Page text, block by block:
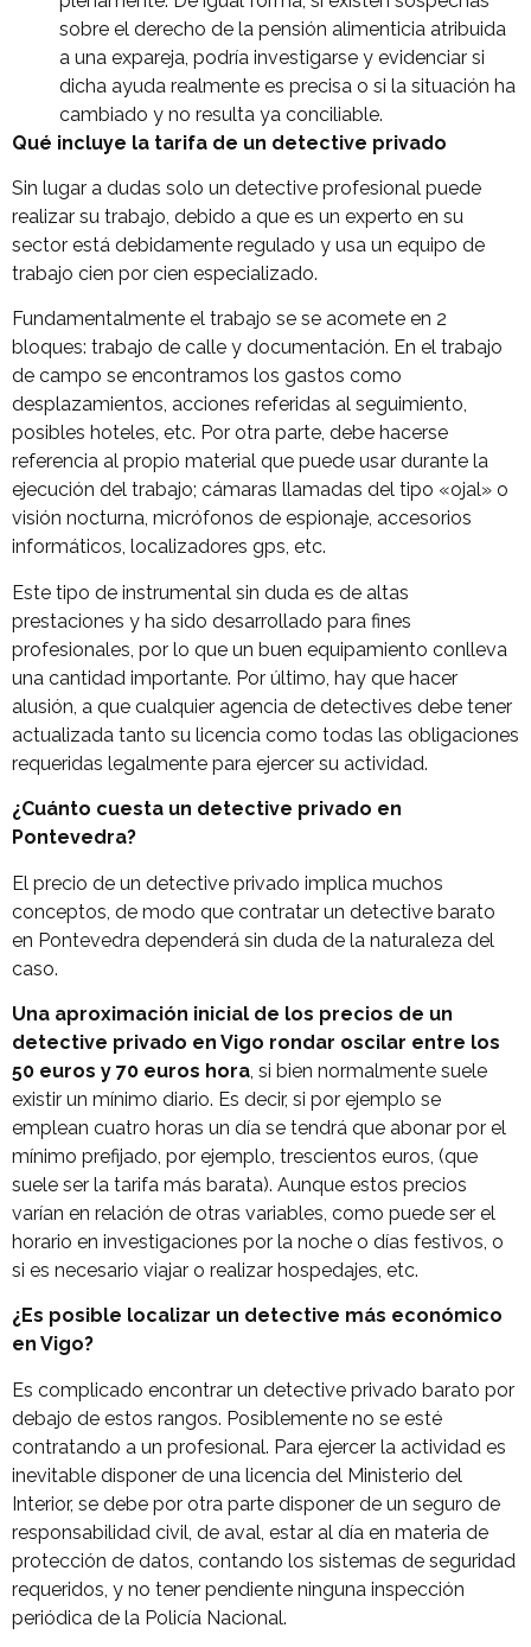
sobre el derecho de la pensión alimenticia atribuida
a una expareja, podría investigarse y evidenciar si
dicha ayuda realmente es precisa o si la situación ha
cambiado y no resulta ya conciliable.
Qué incluye la tarifa de un detective privado
Sin lugar a dudas solo un detective profesional puede
realizar su trabajo, debido a que es un experto en su
sector está debidamente regulado y usa un equipo de
trabajo cien por cien especializado.
Fundamentalmente el trabajo se se acomete en 2
bloques: trabajo de calle y documentación. En el trabajo
de campo se encontramos los gastos como
desplazamientos, acciones referidas al seguimiento,
posibles hoteles, etc. Por otra parte, debe hacerse
referencia al propio material que puede usar durante la
ejecución del trabajo; cámaras llamadas del tipo «ojal» o
visión nocturna, micrófonos de espionaje, accesorios
informáticos, localizadores gps, etc.
Este tipo de instrumental sin duda es de altas
prestaciones y ha sido desarrollado para fines
profesionales, por lo que un buen equipamiento conlleva
una cantidad importante. Por último, hay que hacer
alusión, a que cualquier agencia de detectives debe tener
actualizada tanto su licencia como todas las obligaciones
requeridas legalmente para ejercer su actividad.
¿Cuánto cuesta un detective privado en
Pontevedra?
El precio de un detective privado implica muchos
conceptos, de modo que contratar un detective barato
en Pontevedra dependerá sin duda de la naturaleza del
caso.
Una aproximación inicial de los precios de un
detective privado en Vigo rondar oscilar entre los
50 euros y 70 euros hora, si bien normalmente suele
existir un mínimo diario. Es decir, si por ejemplo se
emplean cuatro horas un día se tendrá que abonar por el
mínimo prefijado, por ejemplo, trescientos euros, (que
suele ser la tarifa más barata). Aunque estos precios
varían en relación de otras variables, como puede ser el
horario en investigaciones por la noche o días festivos, o
si es necesario viajar o realizar hospedajes, etc.
¿Es posible localizar un detective más económico
en Vigo?
Es complicado encontrar un detective privado barato por
debajo de estos rangos. Posiblemente no se esté
contratando a un profesional. Para ejercer la actividad es
inevitable disponer de una licencia del Ministerio del
Interior, se debe por otra parte disponer de un seguro de
responsabilidad civil, de aval, estar al día en materia de
protección de datos, contando los sistemas de seguridad
requeridos, y no tener pendiente ninguna inspección
periódica de la Policía Nacional.